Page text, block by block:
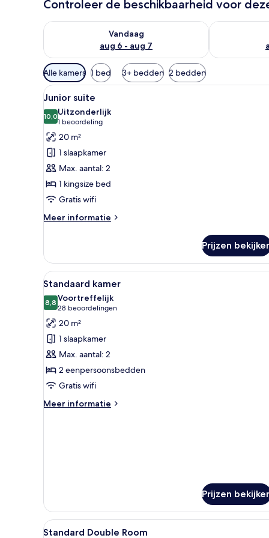
Controleer de beschikbaarheid voor
Vandaag
aug 6 - aug 7
De beschikbaarheid controleren voor vanavond aug
De
Beschikbare
filters
voor
kamers
Alle kamers 1 bed 3+ bedden 2 bedden
Alle
foto's
voor
Junior
suite
laden
Een hotelkamer met een
4
Junior suite
10,010,0 van 10
Uitzonderlijk
1 beoordeling
(1
beoordeling)
20 m²
1 slaapkamer
Max. aantal: 2
1 kingsize bed
Gratis wifi
Meer informatie
Meer
suite
Prijzen
Alle
foto's
voor
Standaard
kamer
laden
Een hotelkamer met een
6
Standaard kamer
8,88,8 van 10
Voortreffelijk
28 beoordelingen
(28
beoordelingen)
20 m²
1 slaapkamer
Max. aantal: 2
2 eenpersoonsbedden
Gratis wifi
Meer informatie
Meer
Prijzen
Alle
Een gebouw met een
2
Standard Double Room